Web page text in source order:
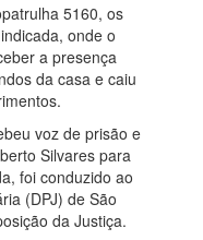
5160, os
onde o
a presença
da casa e caiu
voz de prisão e
Silvares para
foi conduzido ao
(DPJ) de São
da Justiça.